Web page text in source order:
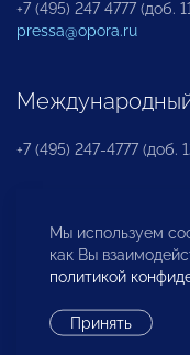
+7 (495) 247 4777 (доб.
pressa@opora.ru
+7 (495) 247-4777 (доб.
Бюро по
инвесторов
Мы используем
как Вы
политикой
Принять